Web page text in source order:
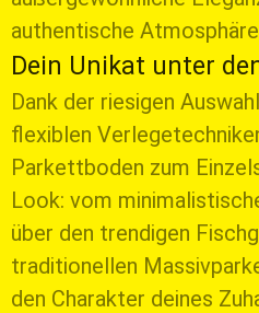
authentische
Dein Unikat unter
Dank der riesigen
flexiblen
Parkettboden zum
Look: vom
über den trendigen
traditionellen
den Charakter deines